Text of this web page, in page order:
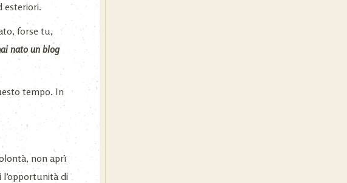
esteriori.
forse tu,
nato un blog
tempo. In
non aprì
l’opportunità di